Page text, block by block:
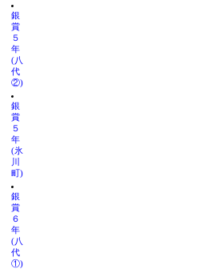
銀
賞
５
年
(八
代
②)
銀
賞
５
年
(氷
川
町)
銀
賞
６
年
(八
代
①)